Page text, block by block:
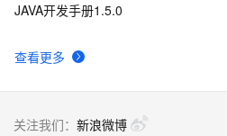
查看更多
JAVA开发手册1.5.0
关注我们： 新浪微博